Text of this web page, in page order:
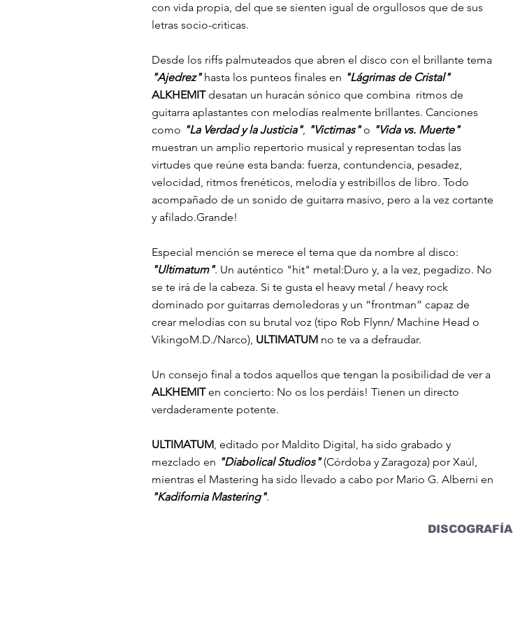
con vida propia, del que se sienten igual de orgullosos que de sus
letras socio-criticas.
Desde los riffs palmuteados que abren el disco con el brillante tema
"Ajedrez"hasta los punteos finales en "Lágrimas de Cristal"
ALKHEMITdesatan un huracán sónico que combina ritmos de
guitarra aplastantes con melodías realmente brillantes. Canciones
como "La Verdad y la Justicia", "Victimas"o "Vida vs. Muerte"
muestran un amplio repertorio musical y representan todas las
virtudes que reúne esta banda: fuerza, contundencia, pesadez,
velocidad, ritmos frenéticos, melodía y estribillos de libro. Todo
acompañado de un sonido de guitarra masivo, pero a la vez cortante
y afilado.Grande!
Especial mención se merece el tema que da nombre al disco:
"Ultimatum". Un auténtico "hit" metal:Duro y, a la vez, pegadizo. No
se te irá de la cabeza. Si te gusta el heavy metal / heavy rock
dominado por guitarras demoledoras y un “frontman” capaz de
crear melodías con su brutal voz (tipo Rob Flynn/ Machine Head o
VikingoM.D./Narco), ULTIMATUM no te va a defraudar.
Un consejo final a todos aquellos que tengan la posibilidad de ver a
ALKHEMITen concierto: No os los perdáis! Tienen un directo
verdaderamente potente.
ULTIMATUM, editado por Maldito Digital, ha sido grabado y
mezclado en "Diabolical Studios"(Córdoba y Zaragoza) por Xaúl,
mientras el Mastering ha sido llevado a cabo por Mario G. Alberni en
"Kadifornia Mastering".
DISCOGRAFÍA